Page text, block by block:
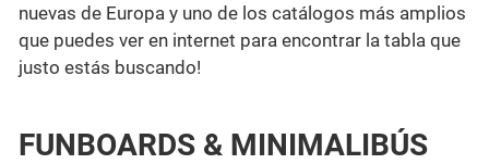
nuevas de Europa y uno de los catálogos más amplios
que puedes ver en internet para encontrar la tabla que
justo estás buscando!
FUNBOARDS & MINIMALIBÚS